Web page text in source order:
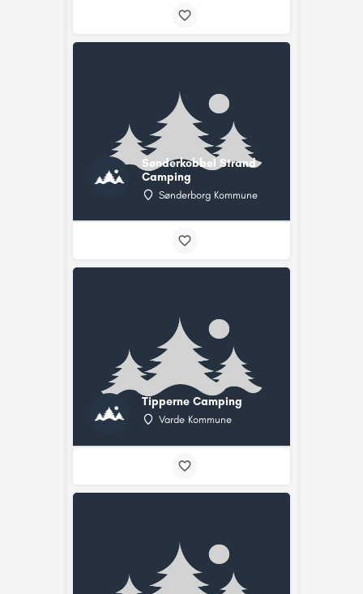
Sønderkobbel Strand
Camping
Sønderborg Kommune
Tipperne Camping
Varde Kommune